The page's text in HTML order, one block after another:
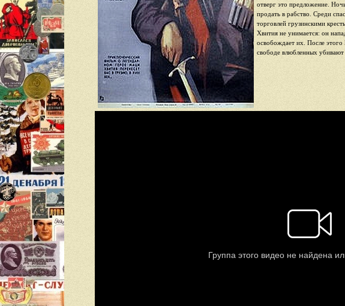
отверг это предложение.
продать в рабство. Среди
торговлей грузинскими
Хвития не унимается: он
освобождает их. После
свободе влюбленных убивают